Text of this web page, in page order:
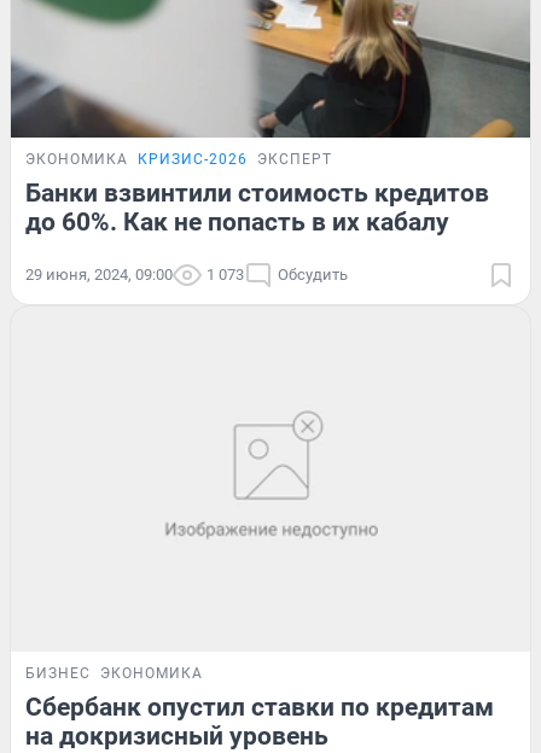
ЭКОНОМИКА КРИЗИС-2026 ЭКСПЕРТ
Банки взвинтили стоимость кредитов
до 60%. Как не попасть в их кабалу
29 июня, 2024, 09:00 1 073 Обсудить
БИЗНЕС ЭКОНОМИКА
Сбербанк опустил ставки по кредитам
на докризисный уровень